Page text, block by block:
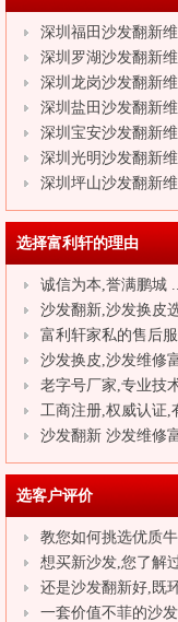
深圳福田沙发翻新
深圳罗湖沙发翻新
深圳龙岗沙发翻新
深圳盐田沙发翻新
深圳宝安沙发翻新
深圳光明沙发翻新
深圳坪山沙发翻新
选择富利轩的理由
诚信为本,誉满鹏城
沙发翻新,沙发换皮
富利轩家私的售后
沙发换皮,沙发维修
老字号厂家,专业技
工商注册,权威认证,
沙发翻新 沙发维修
选客户评价
教您如何挑选优质
想买新沙发,您了解
还是沙发翻新好,既
一套价值不菲的沙